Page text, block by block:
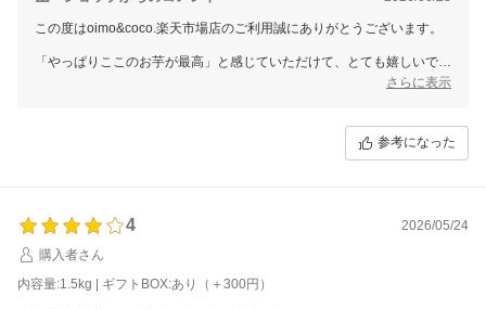
この度はoimo&coco.楽天市場店のご利用誠にありがとうございます。
「やっぱりここのお芋が最高」と感じていただけて、とても嬉しいで
またリピートしていただけるとのお言葉も大変励みになります。
さらに表示
参考になった
4
2026/05/24
購入者さん
内容量:1.5kg | ギフトBOX:あり（＋300円）